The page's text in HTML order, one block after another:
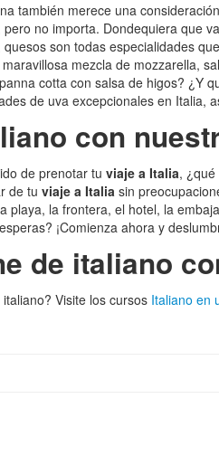
también merece una
no importa. Dondequiera que
son todas especialidades
mezcla de mozzarella,
cotta con salsa de higos? ¿Y
de uva excepcionales en Italia,
con
de prenotar tu viaje a Italia,
de tu viaje a Italia sin
playa, la frontera, el hotel, la
¡Comienza ahora y
de italiano
Visite los cursos Italiano en